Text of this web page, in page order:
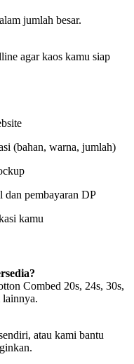
jumlah besar.
agar kaos kamu siap
(bahan, warna, jumlah)
dan pembayaran DP
kamu
Combed 20s, 24s, 30s,
atau kami bantu